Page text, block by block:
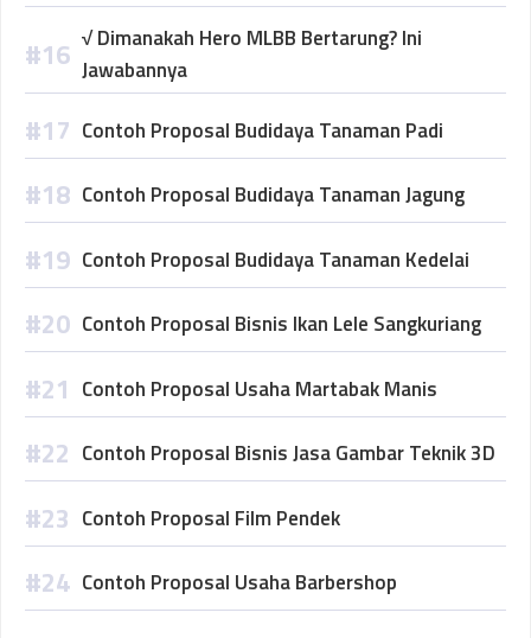
√ Dimanakah Hero MLBB Bertarung? Ini
Jawabannya
Contoh Proposal Budidaya Tanaman Padi
Contoh Proposal Budidaya Tanaman Jagung
Contoh Proposal Budidaya Tanaman Kedelai
Contoh Proposal Bisnis Ikan Lele Sangkuriang
Contoh Proposal Usaha Martabak Manis
Contoh Proposal Bisnis Jasa Gambar Teknik 3D
Contoh Proposal Film Pendek
Contoh Proposal Usaha Barbershop